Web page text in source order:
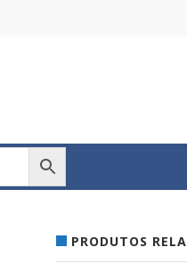
PRODUTOS